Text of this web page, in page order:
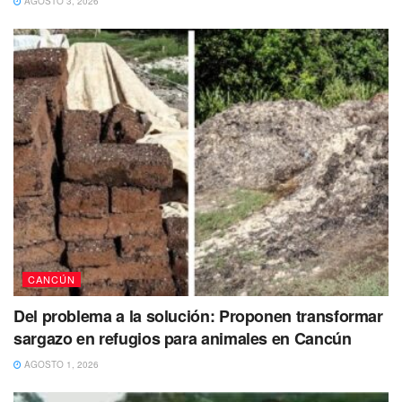
Royalton de Cancún
Elconductor perteneciente al Sindicato “Andrés
Quintana Roo”fue atacado a balazos cerca de la01:00
de la madrugada de este juevescuando se encontraba
haciendo sitioafuera del Hotel Royaltón ubicado en la
Carretera Federal 307en el límite entre los municipios de
Benito Juárez y Puerto Morelos.
CANCÚN
Del problema a la solución: Proponen transformar
sargazo en refugios para animales en Cancún
AGOSTO 1, 2026